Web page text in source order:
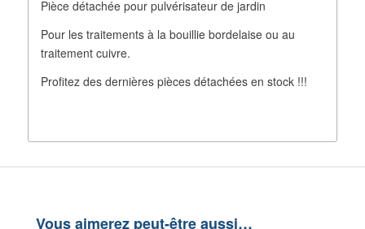
Pièce détachée pour pulvérisateur de jardin
Pour les traitements à la bouillie bordelaise ou au
traitement cuivre.
Profitez des dernières pièces détachées en stock !!!
Vous aimerez peut-être aussi…